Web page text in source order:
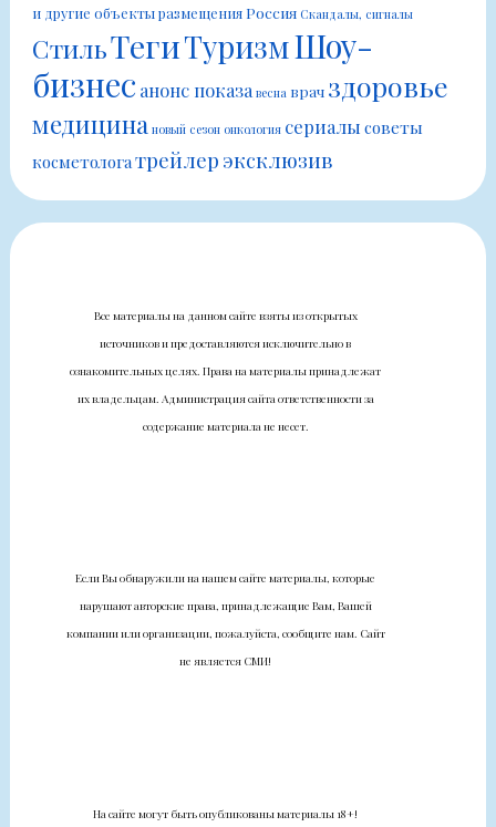
и другие объекты размещенияРоссия Скандалы, сигналы
СтильТегиТуризмШоу-
бизнес анонс показа весна врач здоровье
медицина новый сезон онкология сериалы советы
косметологатрейлер эксклюзив
Все материалы на данном сайте взяты из открытых
источников и предоставляются исключительно в
ознакомительных целях. Права на материалы принадлежат
их владельцам. Администрация сайта ответственности за
содержание материала не несет.
Если Вы обнаружили на нашем сайте материалы, которые
нарушают авторские права, принадлежащие Вам, Вашей
компании или организации, пожалуйста, сообщите нам. Сайт
не является СМИ!
На сайте могут быть опубликованы материалы 18+!